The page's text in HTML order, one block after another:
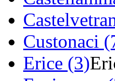
Custonaci
Erice (3)